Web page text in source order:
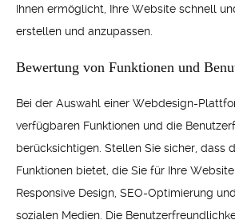
Ihnen ermöglicht, Ihre Website schnell
erstellen und anzupassen.
Bewertung von Funktionen und
Bei der Auswahl einer Webdesign-
verfügbaren Funktionen und die
berücksichtigen. Stellen Sie sicher, dass
Funktionen bietet, die Sie für Ihre
Responsive Design, SEO-Optimierung
sozialen Medien. Die